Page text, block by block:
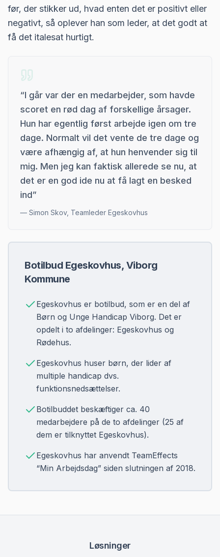
før, der stikker ud, hvad enten det er positivt eller
negativt, så oplever han som leder, at det godt at
få det italesat hurtigt.
“I går var der en medarbejder, som havde
scoret en rød dag af forskellige årsager.
Hun har egentlig først arbejde igen om tre
dage. Normalt vil det vente de tre dage og
være afhængig af, at hun henvender sig til
mig. Men jeg kan faktisk allerede se nu, at
det er en god ide nu at få lagt en besked
ind”
— Simon Skov, Teamleder Egeskovhus
Botilbud Egeskovhus, Viborg
Kommune
Egeskovhus er botilbud, som er en del af
Børn og Unge Handicap Viborg. Det er
opdelt i to afdelinger: Egeskovhus og
Rødehus.
Egeskovhus huser børn, der lider af
multiple handicap dvs.
funktionsnedsættelser.
Botilbuddet beskæftiger ca. 40
medarbejdere på de to afdelinger (25 af
dem er tilknyttet Egeskovhus).
Egeskovhus har anvendt TeamEffects
“Min Arbejdsdag” siden slutningen af 2018.
Løsninger